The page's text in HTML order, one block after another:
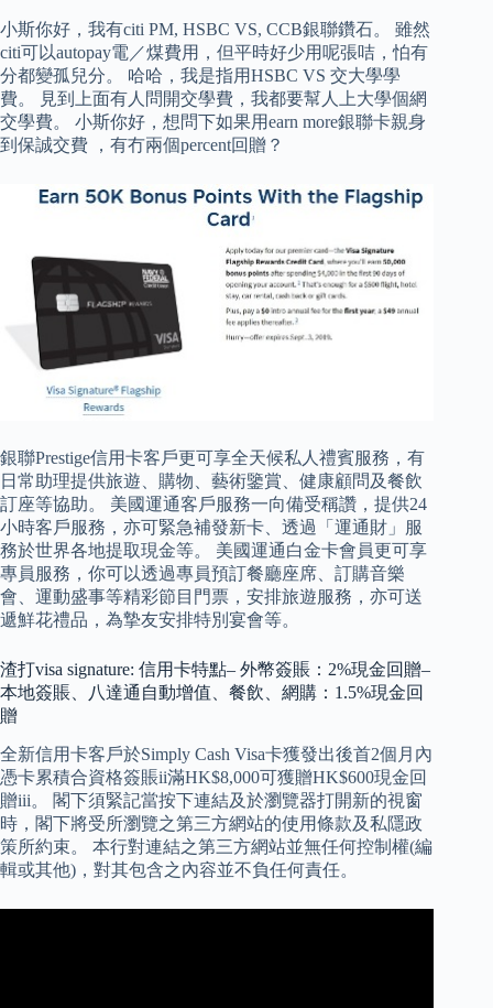
小斯你好，我有citi PM, HSBC VS, CCB銀聯鑽石。 雖然
citi可以autopay電／煤費用，但平時好少用呢張咭，怕有
分都變孤兒分。 哈哈，我是指用HSBC VS 交大學學
費。 見到上面有人問開交學費，我都要幫人上大學個網
交學費。 小斯你好，想問下如果用earn more銀聯卡親身
到保誠交費 ，有冇兩個percent回贈？
銀聯Prestige信用卡客戶更可享全天候私人禮賓服務，有
日常助理提供旅遊、購物、藝術鑒賞、健康顧問及餐飲
訂座等協助。 美國運通客戶服務一向備受稱讚，提供24
小時客戶服務，亦可緊急補發新卡、透過「運通財」服
務於世界各地提取現金等。 美國運通白金卡會員更可享
專員服務，你可以透過專員預訂餐廳座席、訂購音樂
會、運動盛事等精彩節目門票，安排旅遊服務，亦可送
遞鮮花禮品，為摯友安排特別宴會等。
渣打visa signature: 信用卡特點– 外幣簽賬：2%現金回贈–
本地簽賬、八達通自動增值、餐飲、網購：1.5%現金回
贈
全新信用卡客戶於Simply Cash Visa卡獲發出後首2個月內
憑卡累積合資格簽賬ii滿HK$8,000可獲贈HK$600現金回
贈iii。 閣下須緊記當按下連結及於瀏覽器打開新的視窗
時，閣下將受所瀏覽之第三方網站的使用條款及私隱政
策所約束。 本行對連結之第三方網站並無任何控制權(編
輯或其他)，對其包含之內容並不負任何責任。